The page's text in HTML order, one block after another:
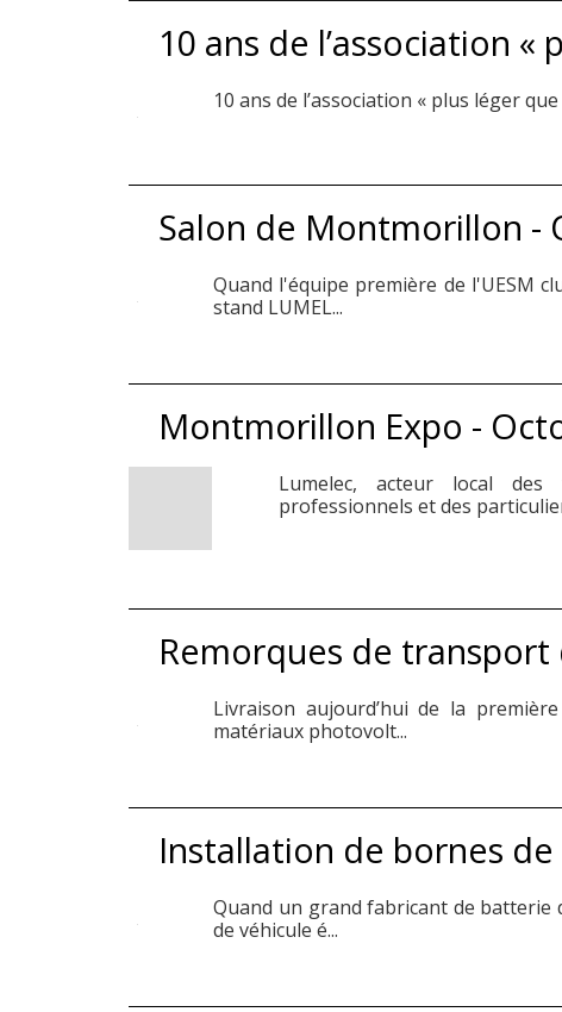
10 ans de l’association «
10 ans de l’association « plus léger
Salon de Montmorillon -
Quand l'équipe première de l'UESM
stand LUMEL...
Montmorillon Expo -
Lumelec, acteur local
professionnels et des
Remorques de
Livraison aujourd’hui de la
matériaux photovolt...
Installation de bornes
Quand un grand fabricant de
de véhicule é...